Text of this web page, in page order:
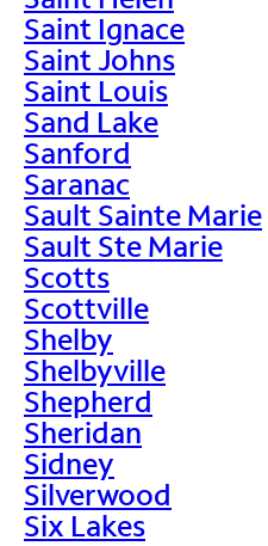
Saint Ignace
Saint Johns
Saint Louis
Sand Lake
Sanford
Saranac
Sault Sainte Marie
Sault Ste Marie
Scotts
Scottville
Shelby
Shelbyville
Shepherd
Sheridan
Sidney
Silverwood
Six Lakes